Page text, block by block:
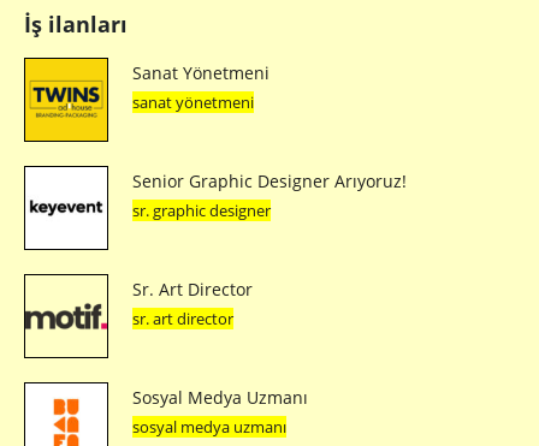
İş ilanları
Sanat Yönetmeni
sanat yönetmeni
Senior Graphic Designer Arıyoruz!
sr. graphic designer
Sr. Art Director
sr. art director
Sosyal Medya Uzmanı
sosyal medya uzmanı